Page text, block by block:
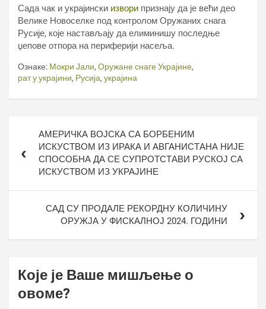
Сада чак и украјински извори признају да је већи део
Велике Новоселке под контролом Оружаних снага
Русије, које настављају да елиминишу последње
џепове отпора на периферији насеља.
Ознаке: Мокри Јали, Оружане снаге Украјине,
рат у украјини, Русија, украјина
чланкаАМЕРИЧКА ВОЈСКА СА БОРБЕНИМ
ИСКУСТВОМ ИЗ ИРАКА И АВГАНИСТАНА НИЈЕ
СПОСОБНА ДА СЕ СУПРОТСТАВИ РУСКОЈ СА
ИСКУСТВОМ ИЗ УКРАЈИНЕ
САД СУ ПРОДАЛЕ РЕКОРДНУ КОЛИЧИНУ
ОРУЖЈА У ФИСКАЛНОЈ 2024. ГОДИНИ
Које је Ваше мишљење о
овоме?